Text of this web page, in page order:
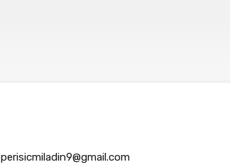
perisicmiladin9@gmail.com